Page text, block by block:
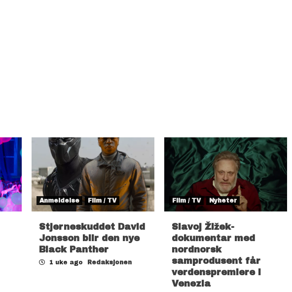
Anmeldelse Film / TV
Stjerneskuddet David
Jonsson blir den nye
Black Panther
1 uke ago Redaksjonen
Film / TV Nyheter
Slavoj Žižek-
dokumentar med
nordnorsk
samprodusent får
verdenspremiere i
Venezia